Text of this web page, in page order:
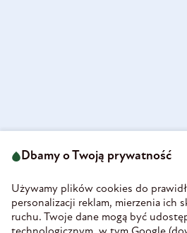
58-160 Świebodzice
REGON 890213034
INFORMACJE
Dbamy o Twoją prywatność
Używamy plików cookies do
personalizacji reklam, mierzenia ich
ruchu. Twoje dane mogą być